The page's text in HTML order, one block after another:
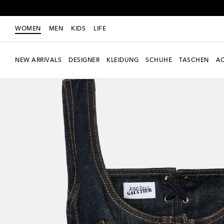
WOMEN MEN KIDS LIFE
NEW ARRIVALS DESIGNER KLEIDUNG SCHUHE TASCHEN